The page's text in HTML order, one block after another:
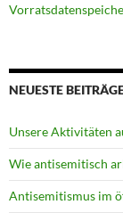
NEUESTE
Unsere Aktivitäten
Wie antisemitisch
Antisemitismus im